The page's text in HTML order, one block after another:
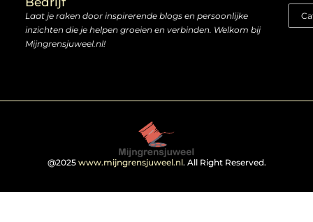
Laat je raken door inspirerende blogs en persoonlijke
inzichten die je helpen groeien en verbinden. Welkom bij
Mijngrensjuweel.nl!
@2025 www.mijngrensjuweel.nl. All Right Reserved.